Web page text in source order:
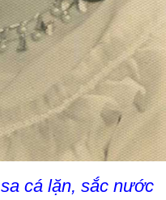
cá lặn, sắc nước